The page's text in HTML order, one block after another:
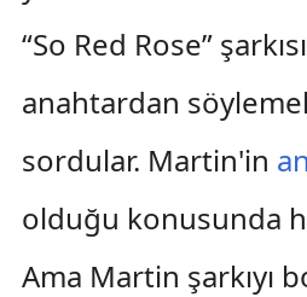
“So Red Rose”
anahtardan
sordular. Martin'in
olduğu konusunda
Ama Martin şarkıyı